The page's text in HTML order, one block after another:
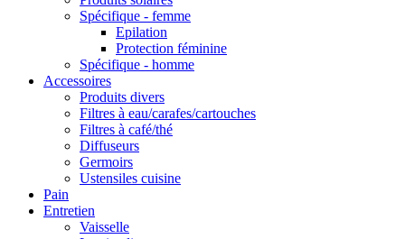
Spécifique - femme
Epilation
Protection féminine
Spécifique - homme
Accessoires
Produits divers
Filtres à eau/carafes/cartouches
Filtres à café/thé
Diffuseurs
Germoirs
Ustensiles cuisine
Pain
Entretien
Vaisselle